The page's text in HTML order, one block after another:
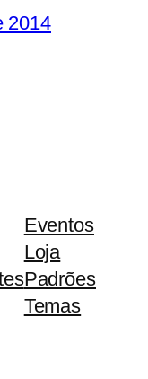
2014
Eventos
Loja
Padrões
Temas